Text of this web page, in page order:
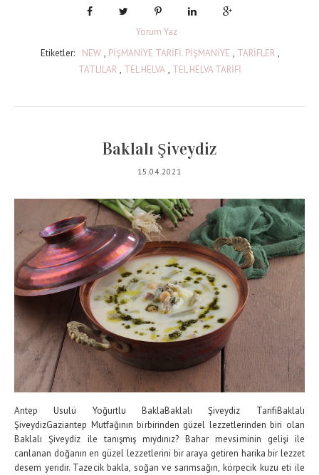
Yorum Yaz
Etiketler:
NEW , PİŞMANİYE TARİFİ. PİŞMANİYE , TARİFLER ,
TATLILAR , TEL HELVA , TEL HELVA TARİFİ
Baklalı Şiveydiz
15.04.2021
Antep Usulü Yoğurtlu BaklaBaklalı Şiveydiz TarifiBaklalı
ŞiveydizGaziantep Mutfağının birbirinden güzel lezzetlerinden biri olan
Baklalı Şiveydiz ile tanışmış mıydınız? Bahar mevsiminin gelişi ile
canlanan doğanın en güzel lezzetlerini bir araya getiren harika bir lezzet
desem yeridir. Tazecik bakla, soğan ve sarımsağın, körpecik kuzu eti ile